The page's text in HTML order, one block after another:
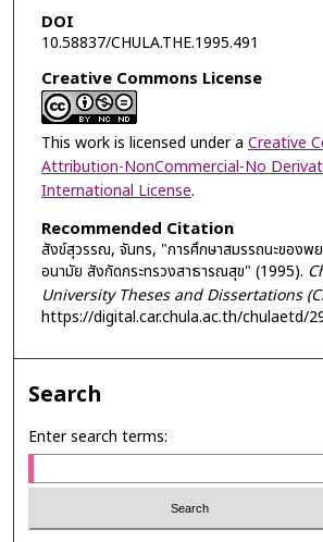
DOI
10.58837/CHULA.THE.1995.491
Creative Commons License
This work is licensed under a Creative
Attribution-NonCommercial-No
International License.
Recommended Citation
สังข์สุวรรณ, จันทร, "การศึกษาสมรรถนะของพ
อนามัย สังกัดกระทรวงสาธารณสุข" (1995).
University Theses and Dissertations
https://digital.car.chula.ac.th/chulaetd/
Search
Enter search terms: